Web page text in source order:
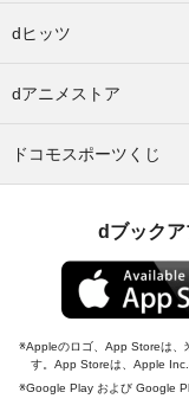
dヒッツ
dアニメストア
ドコモスポーツくじ
dブックア
Appleのロゴ、App Storeは、
す。App Storeは、Apple Inc.
Google Play および Google